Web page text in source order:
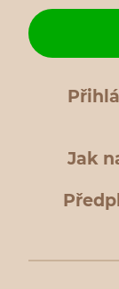
Jak